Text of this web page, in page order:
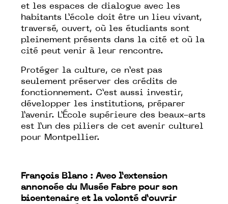
et les espaces de dialogue avec les
habitants L’école doit être un lieu vivant,
traversé, ouvert, où les étudiants sont
pleinement présents dans la cité et où la
cité peut venir à leur rencontre.
Protéger la culture, ce n’est pas
seulement préserver des crédits de
fonctionnement. C’est aussi investir,
développer les institutions, préparer
l’avenir. L’École supérieure des beaux-arts
est l’un des piliers de cet avenir culturel
pour Montpellier.
François Blanc : Avec l’extension
annoncée du Musée Fabre pour son
bicentenaire et la volonté d’ouvrir